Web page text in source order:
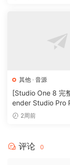
drawn-out
Then there’s
breathing,
At first listen, it
worlds or ancient
music.
其他 · 音源
[Studio One 8 完
ender Studio Pro
nt 2026-R2R（
2周前
评论 0